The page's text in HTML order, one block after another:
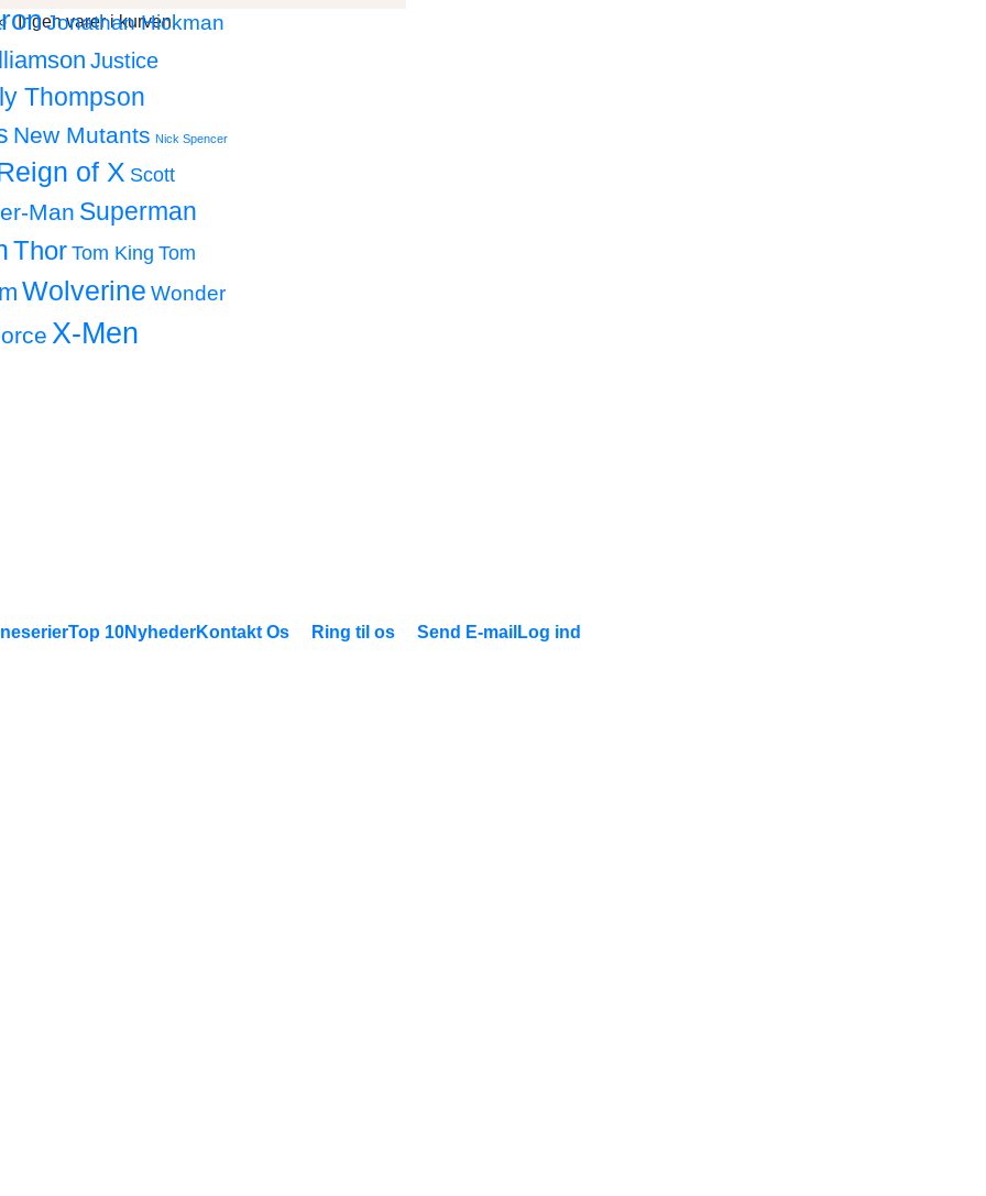
Ingen varer i kurven.
Jonathan Hickman
Justice
Thompson
New Mutants Nick Spencer
of X Scott
Man Superman
Thor Tom King Tom
Wolverine Wonder
X-Men
Top 10NyhederKontakt Os Ring til os Send E-mail Log ind